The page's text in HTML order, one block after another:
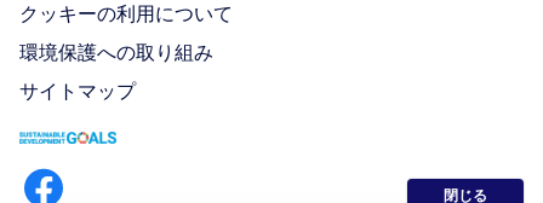
クッキーの利用について
環境保護への取り組み
サイトマップ
閉じる